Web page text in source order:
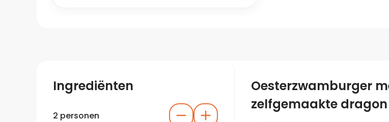
Ingrediënten
2 personen
Oesterzwamburger
zelfgemaakte